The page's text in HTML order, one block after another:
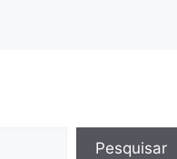
Pesquisar